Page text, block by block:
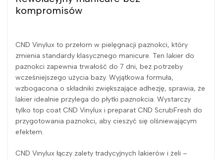
kompromisów
CND Vinylux to przełom w pielęgnacji paznokci, który
zmienia standardy klasycznego manicure. Ten lakier do
paznokci zapewnia trwałość do 7 dni, bez potrzeby
wcześniejszego użycia bazy. Wyjątkowa formuła,
wzbogacona o składniki zwiększające adhezję, sprawia, że
lakier idealnie przylega do płytki paznokcia. Wystarczy
tylko top coat CND Vinylux i preparat CND ScrubFresh do
przygotowania paznokci, aby cieszyć się olśniewającym
efektem.
CND Vinylux łączy zalety tradycyjnych lakierów i żeli –